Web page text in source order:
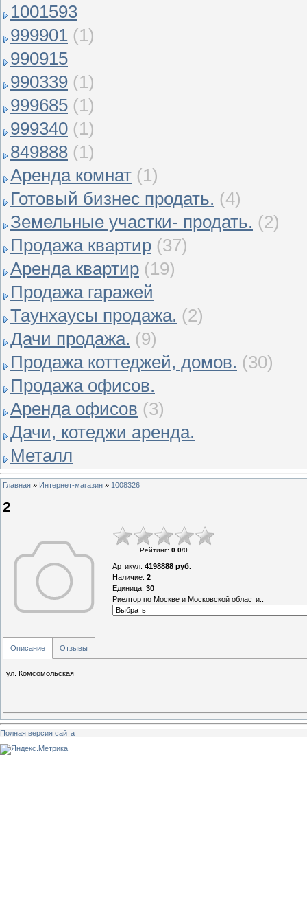
1001593
999901 (1)
990915
990339 (1)
999685 (1)
999340 (1)
849888 (1)
Аренда комнат (1)
Готовый бизнес продать. (4)
Земельные участки- продать. (2)
Продажа квартир (37)
Аренда квартир (19)
Продажа гаражей
Таунхаусы продажа. (2)
Дачи продажа. (9)
Продажа коттеджей, домов. (30)
Продажа офисов.
Аренда офисов (3)
Дачи, котеджи аренда.
Металл
Главная » Интернет-магазин » 1008326
2
Рейтинг: 0.0/0
Артикул: 4198888 руб.
Наличие: 2
Единица: 30
Риелтор по Москве и Московской области.:
Описание Отзывы
ул. Комсомольская
Полная версия сайта